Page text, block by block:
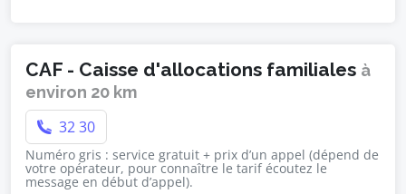
CAF - Caisse d'allocations familiales à
environ 20 km
32 30
Numéro gris : service gratuit + prix d’un appel (dépend de
votre opérateur, pour connaître le tarif écoutez le
message en début d’appel).